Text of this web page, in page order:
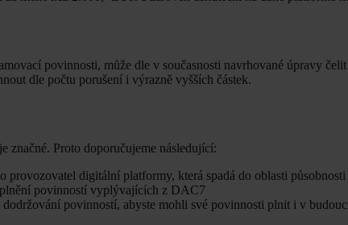
povinnosti, může dle v současnosti navrhované úpravy
dle počtu porušení i výrazně vyšších částek.
značné. Proto doporučujeme následující:
provozovatel digitální platformy, která spadá do oblasti
povinností vyplývajících z DAC7
povinností, abyste mohli své povinnosti plnit i v